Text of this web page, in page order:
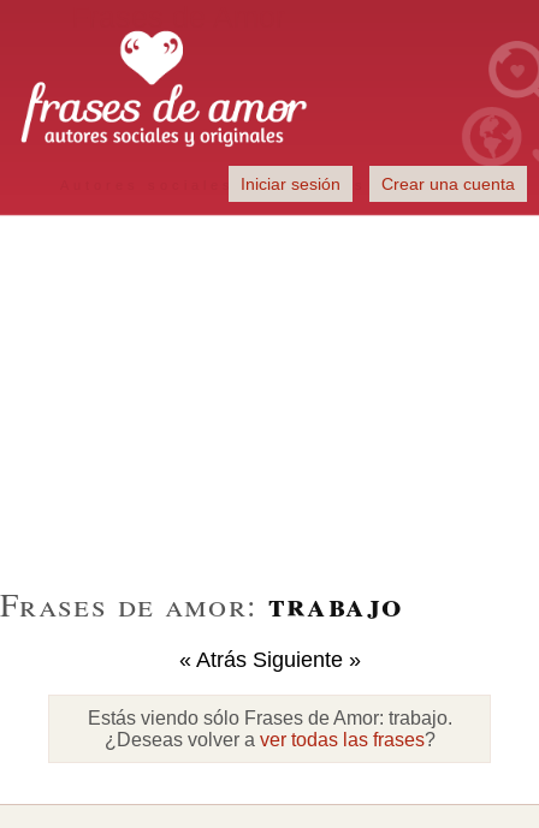
Autores sociales y originales
Iniciar sesión Crear una cuenta
Frases de amor: trabajo
« Atrás Siguiente »
Estás viendo sólo Frases de Amor: trabajo.
¿Deseas volver a ver todas las frases?